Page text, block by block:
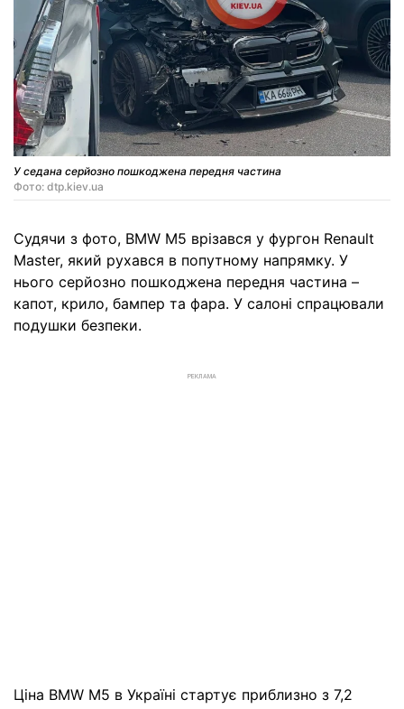
У седана серйозно пошкоджена передня частина
Фото: dtp.kiev.ua
Судячи з фото, BMW M5 врізався у фургон Renault
Master, який рухався в попутному напрямку. У
нього серйозно пошкоджена передня частина –
капот, крило, бампер та фара. У салоні спрацювали
подушки безпеки.
РЕКЛАМА
Ціна BMW M5 в Україні стартує приблизно з 7,2